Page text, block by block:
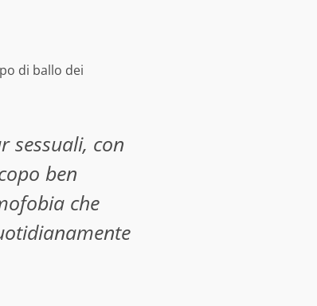
di ballo dei
sessuali, con
ben
che